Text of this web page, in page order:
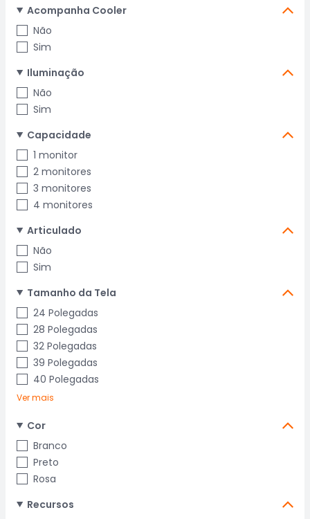
Acompanha Cooler
Não
Sim
Iluminação
Não
Sim
Capacidade
1 monitor
2 monitores
3 monitores
4 monitores
Articulado
Não
Sim
Tamanho da Tela
24 Polegadas
28 Polegadas
32 Polegadas
39 Polegadas
40 Polegadas
Ver mais
Cor
Branco
Preto
Rosa
Recursos